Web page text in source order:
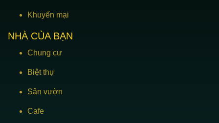
Khuyến mại
NHÀ CỦA BẠN
Chung cư
Biệt thự
Sân vườn
Cafe